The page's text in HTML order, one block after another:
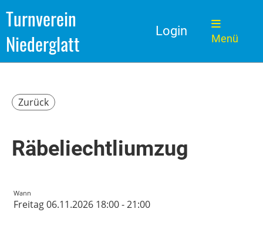
Turnverein
Niederglatt
Login
Menü
Zurück
Räbeliechtliumzug
Wann
Freitag 06.11.2026 18:00 - 21:00